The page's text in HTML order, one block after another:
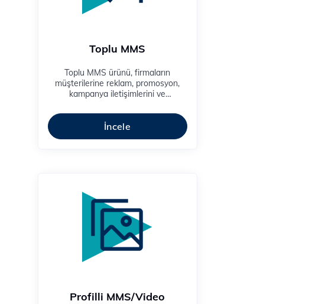
Toplu MMS
​​​Toplu MMS ürünü, firmaların
müşterilerine reklam, promosyon,
kampanya iletişimlerini ve
ulaştırma imkanı sağlar.
İncele
Profilli MMS/Video